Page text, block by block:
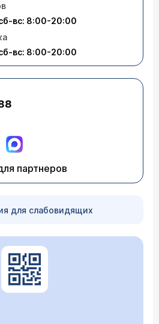
вс: 8:00-20:00
вс: 8:00-20:00
партнеров
для слабовидящих